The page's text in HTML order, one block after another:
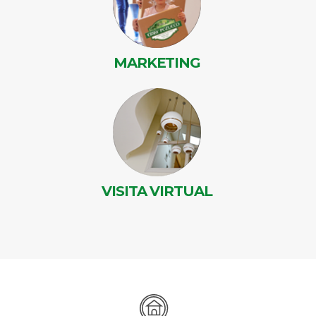
MARKETING
VISITA VIRTUAL